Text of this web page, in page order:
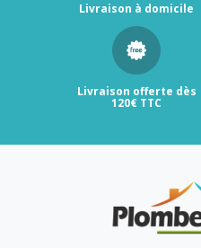
Livraison à domicile
Livraison offerte dès
120€ TTC